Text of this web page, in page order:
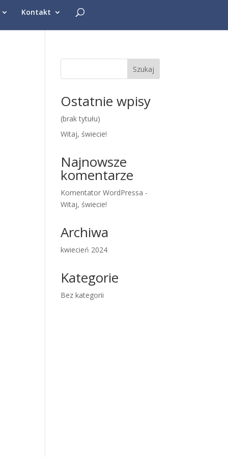
Kontakt
Szukaj
Ostatnie wpisy
(brak tytułu)
Witaj, świecie!
Najnowsze
komentarze
Komentator WordPressa -
Witaj, świecie!
Archiwa
kwiecień 2024
Kategorie
Bez kategorii